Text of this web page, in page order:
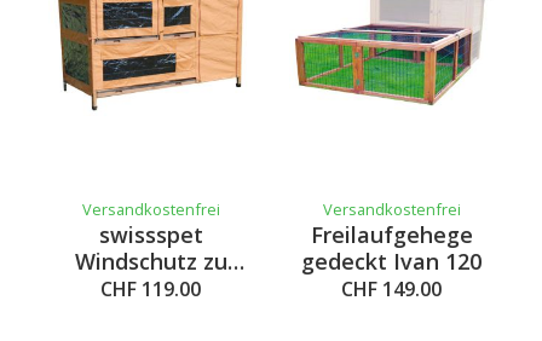
Versandkostenfrei
swissspet
Windschutz zu
Nagerstall Goliath
CHF 119.00
Versandkostenfrei
Freilaufgehege
gedeckt Ivan 120
CHF 149.00